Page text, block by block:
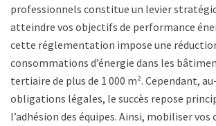
professionnels constitue un levier
atteindre vos objectifs de performance
cette réglementation impose une
consommations d’énergie dans les
tertiaire de plus de 1 000 m². Cependant,
obligations légales, le succès repose
l’adhésion des équipes. Ainsi, mobiliser